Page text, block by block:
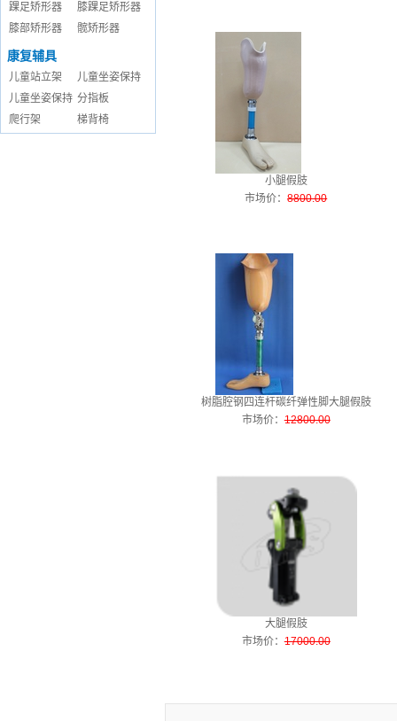
踝足矫形器
膝踝足矫形器
膝部矫形器
髋矫形器
康复辅具
儿童站立架
儿童坐姿保持
儿童坐姿保持 分指板
爬行架
梯背椅
小腿假肢
市场价：8800.00
树脂腔钢四连杆碳纤弹性脚大腿假肢
市场价：12800.00
大腿假肢
市场价：17000.00